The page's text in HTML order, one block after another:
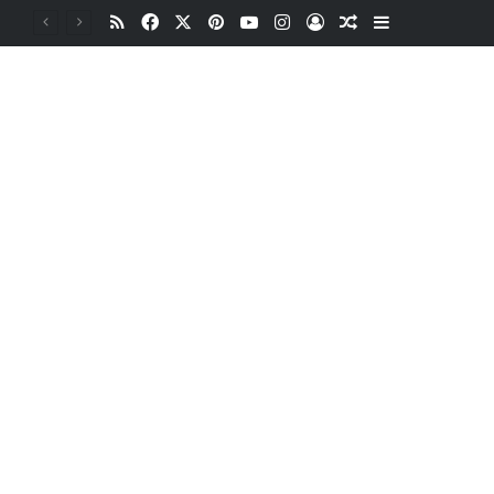
RSSFacebookPinterestYouTubeInstagramOturum aç
Rastgele Makale
Kenar